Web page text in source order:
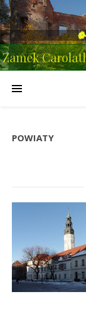
Zamek
POWIATY